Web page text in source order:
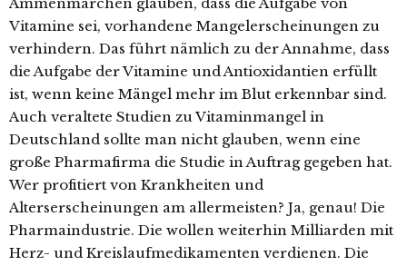
Ammenmärchen glauben, dass die Aufgabe von
Vitamine sei, vorhandene Mangelerscheinungen zu
verhindern. Das führt nämlich zu der Annahme, dass
die Aufgabe der Vitamine und Antioxidantien erfüllt
ist, wenn keine Mängel mehr im Blut erkennbar sind.
Auch veraltete Studien zu Vitaminmangel in
Deutschland sollte man nicht glauben, wenn eine
große Pharmafirma die Studie in Auftrag gegeben hat.
Wer profitiert von Krankheiten und
Alterserscheinungen am allermeisten? Ja, genau! Die
Pharmaindustrie. Die wollen weiterhin Milliarden mit
Herz- und Kreislaufmedikamenten verdienen. Die